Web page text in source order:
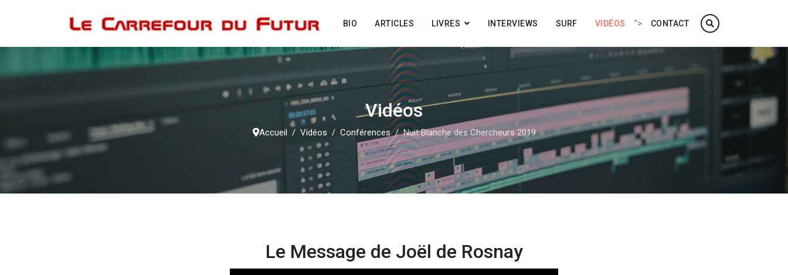
BIO ARTICLES LIVRES INTERVIEWS SURF VIDÉOS "> CONTACT
Vidéos
Accueil Vidéos Conférences Nuit Blanche des Chercheurs 2019
Le Message de Joël de Rosnay